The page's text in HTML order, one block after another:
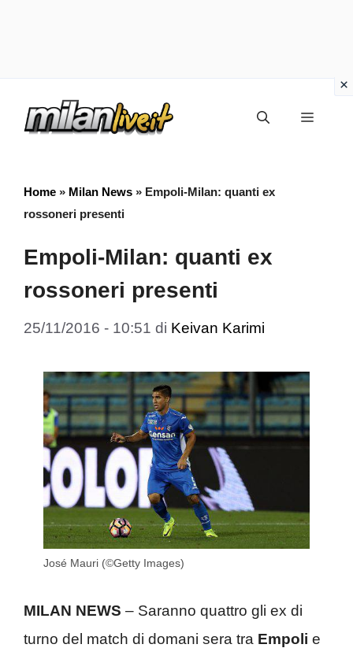
Menu
Home » Milan News » Empoli-Milan: quanti ex
rossoneri presenti
Empoli-Milan: quanti ex
rossoneri presenti
25/11/2016 - 10:51 di Keivan Karimi
José Mauri (©Getty Images)
MILAN NEWS – Saranno quattro gli ex di
turno del match di domani sera tra Empoli e